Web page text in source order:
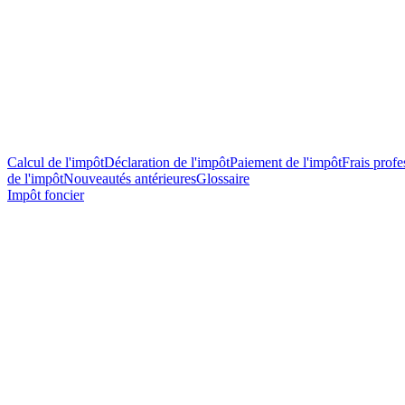
Calcul de l'impôtDéclaration de l'impôtPaiement de l'impôtFrais
de l'impôtNouveautés antérieuresGlossaire
Impôt foncier